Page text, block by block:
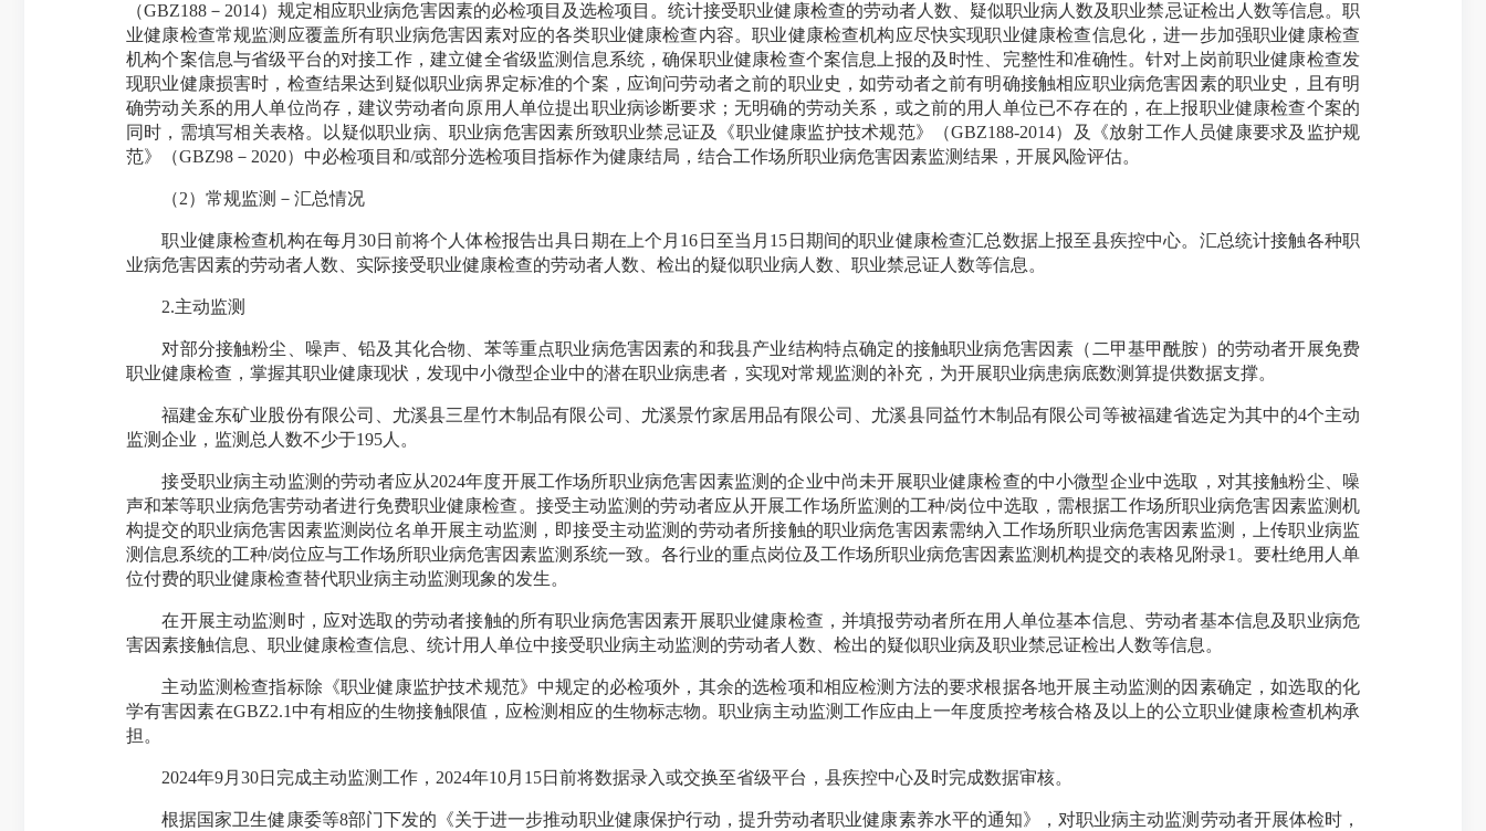
（GBZ188－2014）规定相应职业病危害因素的必检项目及选检项目。统计接受职业健康检查的劳动者人数、疑似职业病人数及职业禁忌证检出人数等信息。职
业健康检查常规监测应覆盖所有职业病危害因素对应的各类职业健康检查内容。职业健康检查机构应尽快实现职业健康检查信息化，进一步加强职业健康检查
机构个案信息与省级平台的对接工作，建立健全省级监测信息系统，确保职业健康检查个案信息上报的及时性、完整性和准确性。针对上岗前职业健康检查发
现职业健康损害时，检查结果达到疑似职业病界定标准的个案，应询问劳动者之前的职业史，如劳动者之前有明确接触相应职业病危害因素的职业史，且有明
确劳动关系的用人单位尚存，建议劳动者向原用人单位提出职业病诊断要求；无明确的劳动关系，或之前的用人单位已不存在的，在上报职业健康检查个案的
同时，需填写相关表格。以疑似职业病、职业病危害因素所致职业禁忌证及《职业健康监护技术规范》（GBZ188-2014）及《放射工作人员健康要求及监护规
范》（GBZ98－2020）中必检项目和/或部分选检项目指标作为健康结局，结合工作场所职业病危害因素监测结果，开展风险评估。
（2）常规监测－汇总情况
职业健康检查机构在每月30日前将个人体检报告出具日期在上个月16日至当月15日期间的职业健康检查汇总数据上报至县疾控中心。汇总统计接触各种职
业病危害因素的劳动者人数、实际接受职业健康检查的劳动者人数、检出的疑似职业病人数、职业禁忌证人数等信息。
2.主动监测
对部分接触粉尘、噪声、铅及其化合物、苯等重点职业病危害因素的和我县产业结构特点确定的接触职业病危害因素（二甲基甲酰胺）的劳动者开展免费
职业健康检查，掌握其职业健康现状，发现中小微型企业中的潜在职业病患者，实现对常规监测的补充，为开展职业病患病底数测算提供数据支撑。
福建金东矿业股份有限公司、尤溪县三星竹木制品有限公司、尤溪景竹家居用品有限公司、尤溪县同益竹木制品有限公司等被福建省选定为其中的4个主动
监测企业，监测总人数不少于195人。
接受职业病主动监测的劳动者应从2024年度开展工作场所职业病危害因素监测的企业中尚未开展职业健康检查的中小微型企业中选取，对其接触粉尘、噪
声和苯等职业病危害劳动者进行免费职业健康检查。接受主动监测的劳动者应从开展工作场所监测的工种/岗位中选取，需根据工作场所职业病危害因素监测机
构提交的职业病危害因素监测岗位名单开展主动监测，即接受主动监测的劳动者所接触的职业病危害因素需纳入工作场所职业病危害因素监测，上传职业病监
测信息系统的工种/岗位应与工作场所职业病危害因素监测系统一致。各行业的重点岗位及工作场所职业病危害因素监测机构提交的表格见附录1。要杜绝用人单
位付费的职业健康检查替代职业病主动监测现象的发生。
在开展主动监测时，应对选取的劳动者接触的所有职业病危害因素开展职业健康检查，并填报劳动者所在用人单位基本信息、劳动者基本信息及职业病危
害因素接触信息、职业健康检查信息、统计用人单位中接受职业病主动监测的劳动者人数、检出的疑似职业病及职业禁忌证检出人数等信息。
主动监测检查指标除《职业健康监护技术规范》中规定的必检项外，其余的选检项和相应检测方法的要求根据各地开展主动监测的因素确定，如选取的化
学有害因素在GBZ2.1中有相应的生物接触限值，应检测相应的生物标志物。职业病主动监测工作应由上一年度质控考核合格及以上的公立职业健康检查机构承
担。
2024年9月30日完成主动监测工作，2024年10月15日前将数据录入或交换至省级平台，县疾控中心及时完成数据审核。
根据国家卫生健康委等8部门下发的《关于进一步推动职业健康保护行动，提升劳动者职业健康素养水平的通知》，对职业病主动监测劳动者开展体检时，